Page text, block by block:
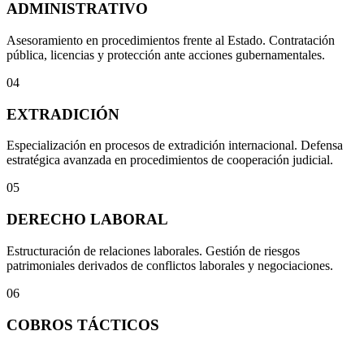
ADMINISTRATIVO
Asesoramiento en procedimientos frente al Estado. Contratación
pública, licencias y protección ante acciones gubernamentales.
04
EXTRADICIÓN
Especialización en procesos de extradición internacional. Defensa
estratégica avanzada en procedimientos de cooperación judicial.
05
DERECHO LABORAL
Estructuración de relaciones laborales. Gestión de riesgos
patrimoniales derivados de conflictos laborales y negociaciones.
06
COBROS TÁCTICOS